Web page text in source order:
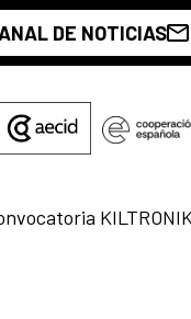
DE NOTICIAS